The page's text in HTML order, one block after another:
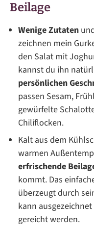
Beilage
Wenige Zutaten
zeichnen mein
den Salat mit
kannst du ihn
persönlichen
passen Sesam,
gewürfelte
Chiliflocken.
Kalt aus dem
warmen
erfrischende
kommt. Das
überzeugt durch
kann
gereicht werden.